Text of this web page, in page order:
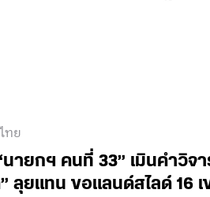
ทย
ายกฯ คนที่ 33” เมินคำวิจ
ลุยแทน ขอแลนด์สไลด์ 16 เ